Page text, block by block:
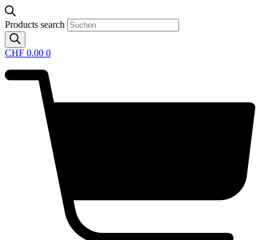
Products search
CHF 0.00 0